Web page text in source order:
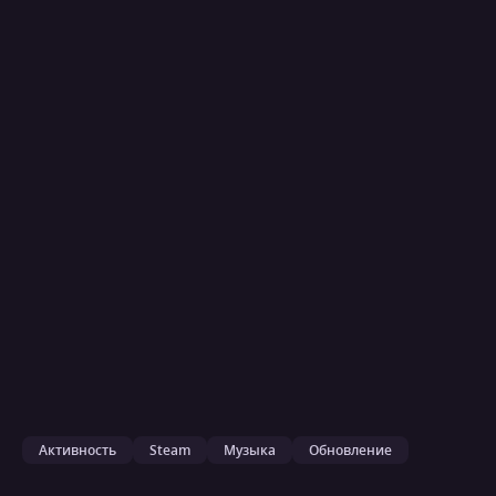
Активность Steam Музыка Обновление